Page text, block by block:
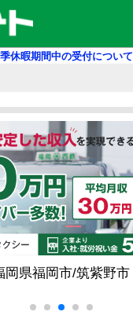
休暇期間中の受付について
岡県福岡市 / 春日市